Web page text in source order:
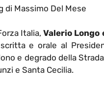
di Massimo Del Mese
Italia,Valerio Longo
e orale al
e degrado della
e Santa Cecilia.